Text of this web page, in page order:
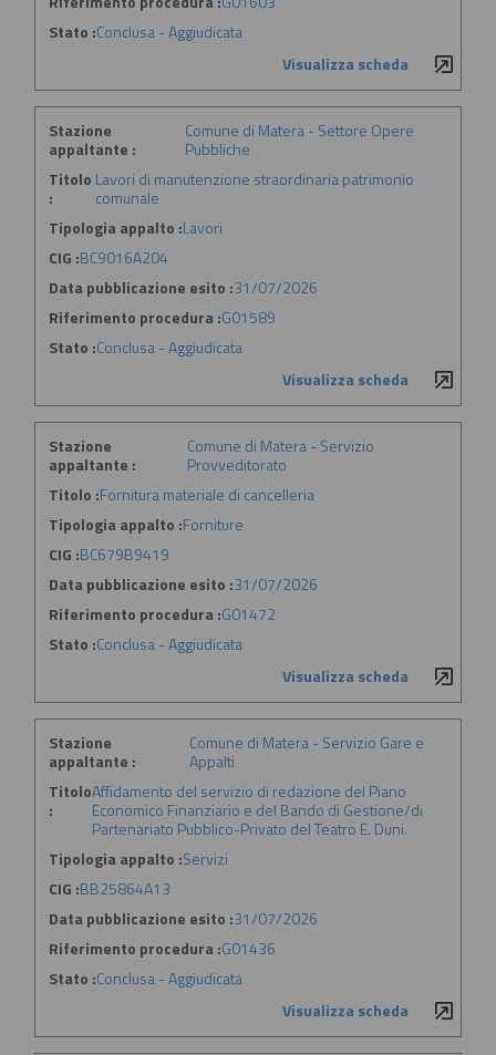
Stato :Conclusa - Aggiudicata
Visualizza scheda
Stazione
appaltante :
Comune di Matera - Settore Opere
Pubbliche
Titolo
:
Lavori di manutenzione straordinaria patrimonio
comunale
Tipologia appalto :Lavori
CIG :BC9016A204
Data pubblicazione esito :31/07/2026
Riferimento procedura :G01589
Stato :Conclusa - Aggiudicata
Visualizza scheda
Stazione
appaltante :
Comune di Matera - Servizio
Provveditorato
Titolo :Fornitura materiale di cancelleria
Tipologia appalto :Forniture
CIG :BC679B9419
Data pubblicazione esito :31/07/2026
Riferimento procedura :G01472
Stato :Conclusa - Aggiudicata
Visualizza scheda
Stazione
appaltante :
Comune di Matera - Servizio Gare e
Appalti
Titolo
:
Affidamento del servizio di redazione del Piano
Economico Finanziario e del Bando di Gestione/di
Partenariato Pubblico-Privato del Teatro E. Duni.
Tipologia appalto :Servizi
CIG :BB25864A13
Data pubblicazione esito :31/07/2026
Riferimento procedura :G01436
Stato :Conclusa - Aggiudicata
Visualizza scheda